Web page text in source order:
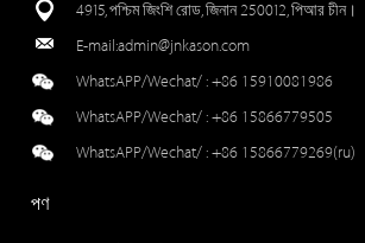
4915, পশ্চিম জিংশি রোড, জিনান 250012, পিআর চীন।
E-mail:admin@jnkason.com
WhatsAPP/Wechat/ :+86 15910081986
WhatsAPP/Wechat/ :+86 15866779505
WhatsAPP/Wechat/ :+86 15866779269(ru)
পণ